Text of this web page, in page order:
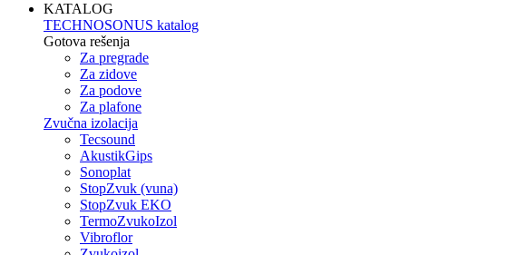
KATALOG
TECHNOSONUS katalog
Gotova rešenja
Za pregrade
Za zidove
Za podove
Za plafone
Zvučna izolacija
Tecsound
AkustikGips
Sonoplat
StopZvuk (vuna)
StopZvuk EKO
TermoZvukoIzol
Vibroflor